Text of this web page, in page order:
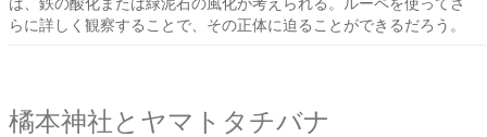
らに詳しく観察することで、その正体に迫ることができるだろう。
橘本神社とヤマトタチバナ